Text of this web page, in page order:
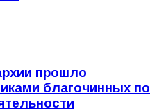
прошло
благочинных по